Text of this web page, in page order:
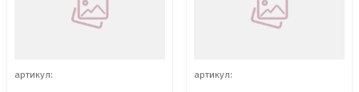
артикул: артикул: